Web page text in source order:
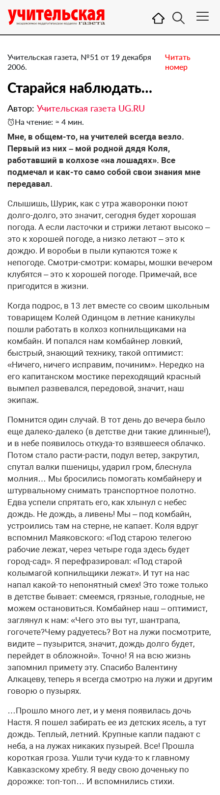
Учительская газета, №51 от 19 декабря
2006.
Читать
номер
Старайся наблюдать…
Автор: Учительская газета UG.RU
На чтение: ≈ 4 мин.
Мне, в общем-то, на учителей всегда везло.
Первый из них – мой родной дядя Коля,
работавший в колхозе «на лошадях». Все
подмечал и как-то само собой свои знания мне
передавал.
Слышишь, Шурик, как с утра жаворонки поют
долго-долго, это значит, сегодня будет хорошая
погода. А если ласточки и стрижи летают высоко –
это к хорошей погоде, а низко летают – это к
дождю. И воробьи в пыли купаются тоже к
непогоде. Смотри-смотри: комары, мошки вечером
клубятся – это к хорошей погоде. Примечай, все
пригодится в жизни.
Когда подрос, в 13 лет вместе со своим школьным
товарищем Колей Одинцом в летние каникулы
пошли работать в колхоз копнильщиками на
комбайн. И попался нам комбайнер ловкий,
быстрый, знающий технику, такой оптимист:
«Ничего, ничего исправим, починим». Нередко на
его капитанском мостике переходящий красный
вымпел развевался, передовой, значит, наш
экипаж.
Помнится один случай. В тот день до вечера было
еще далеко-далеко (в детстве дни такие длинные!),
и в небе появилось откуда-то взявшееся облачко.
Потом стало расти-расти, подул ветер, закрутил,
спутал валки пшеницы, ударил гром, блеснула
молния… Мы бросились помогать комбайнеру и
штурвальному снимать транспортное полотно.
Едва успели спрятать его, как хлынул с небес
дождь. Не дождь, а ливень! Мы – под комбайн,
устроились там на стерне, не капает. Коля вдруг
вспомнил Маяковского: «Под старою телегою
рабочие лежат, через четыре года здесь будет
город-сад». Я перефразировал: «Под старой
колымагой копнильщики лежат». И тут на нас
напал какой-то непонятный смех! Это тоже только
в детстве бывает: смеемся, грязные, голодные, не
можем остановиться. Комбайнер наш – оптимист,
заглянул к нам: «Чего это вы тут, шантрапа,
гогочете?Чему радуетесь? Вот на лужи посмотрите,
видите – пузырится, значит, дождь долго будет,
перейдет в обложной». Точно! Я на всю жизнь
запомнил примету эту. Спасибо Валентину
Алкацеву, теперь я всегда смотрю на лужи и другим
говорю о пузырях.
…Прошло много лет, и у меня появилась дочь
Настя. Я пошел забирать ее из детских ясель, а тут
дождь. Теплый, летний. Крупные капли падают с
неба, а на лужах никаких пузырей. Все! Прошла
короткая гроза. Ушли тучи куда-то к главному
Кавказскому хребту. Я веду свою доченьку по
дорожке: топ-топ… И вспомнились стихи.